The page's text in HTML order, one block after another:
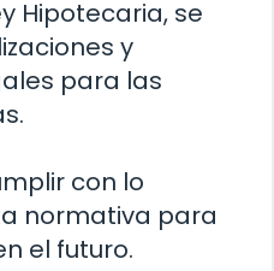
Hipotecaria, se
y
para las
con lo
normativa para
el futuro.